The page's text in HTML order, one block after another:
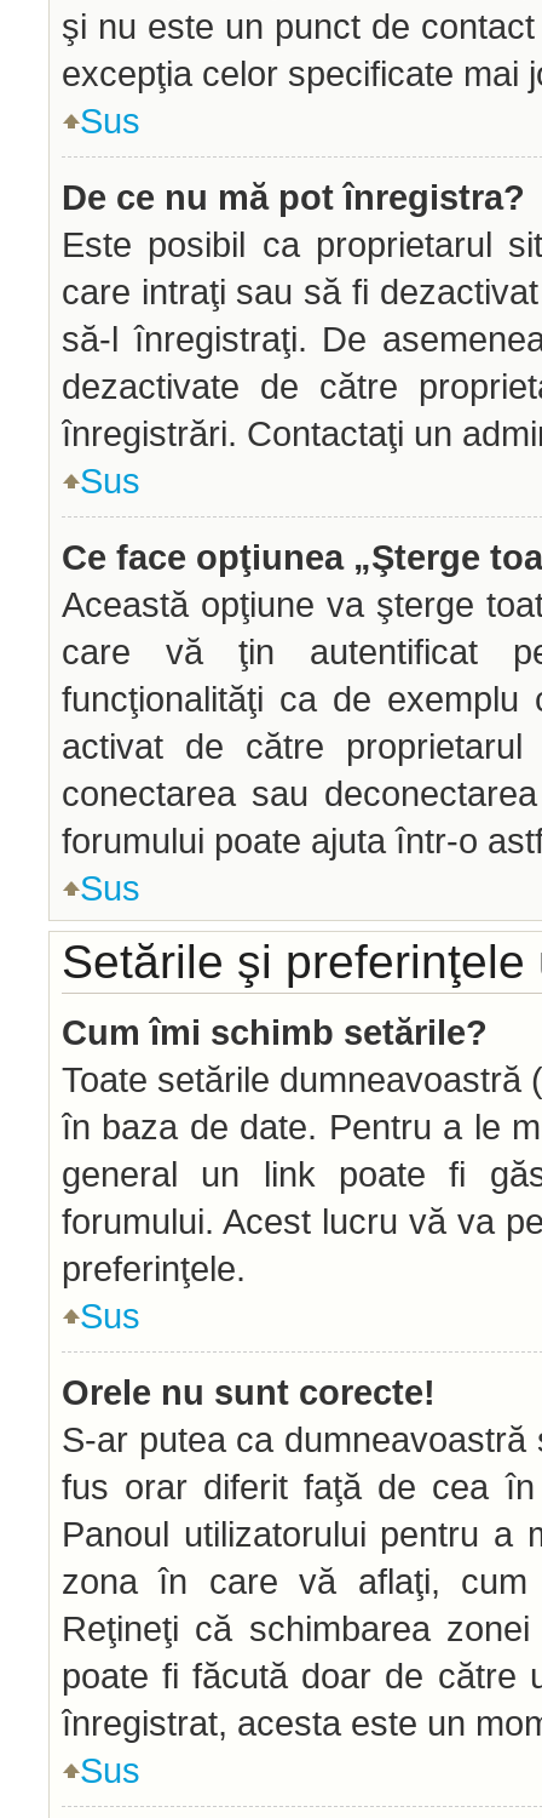
şi nu este un punct de
excepţia celor specificate mai
Sus
De ce nu mă pot înregistra?
Este posibil ca proprietarul
care intraţi sau să fi
să-l înregistraţi. De
dezactivate de către
înregistrări. Contactaţi un
Sus
Ce face opţiunea „Şterge
Această opţiune va şterge
care vă ţin autentificat
funcţionalităţi ca de
activat de către
conectarea sau
forumului poate ajuta într-o
Sus
Setările şi
Cum îmi schimb setările?
Toate setările
în baza de date. Pentru a le
general un link poate fi
forumului. Acest lucru vă va
preferinţele.
Sus
Orele nu sunt corecte!
S-ar putea ca
fus orar diferit faţă de cea
Panoul utilizatorului pentru a
zona în care vă aflaţi,
Reţineţi că schimbarea
poate fi făcută doar de către
înregistrat, acesta este un
Sus